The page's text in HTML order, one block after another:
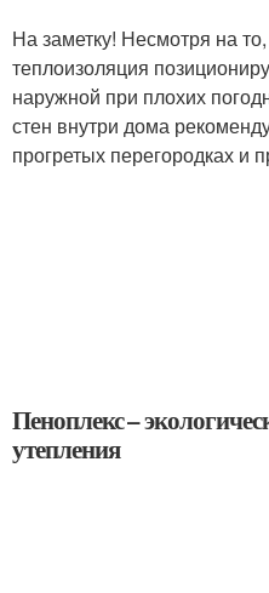
На заметку! Несмотря на
теплоизоляция
наружной при плохих
стен внутри дома
прогретых перегородках и
Пеноплекс –
утепления